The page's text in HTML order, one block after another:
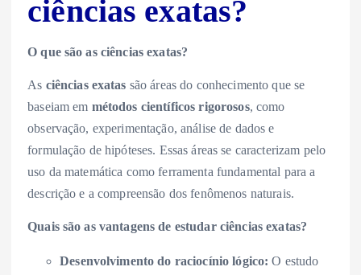
ciências exatas?
O que são as ciências exatas?
As ciências exatas são áreas do conhecimento que se
baseiam em métodos científicos rigorosos, como
observação, experimentação, análise de dados e
formulação de hipóteses. Essas áreas se caracterizam pelo
uso da matemática como ferramenta fundamental para a
descrição e a compreensão dos fenômenos naturais.
Quais são as vantagens de estudar ciências exatas?
Desenvolvimento do raciocínio lógico: O estudo